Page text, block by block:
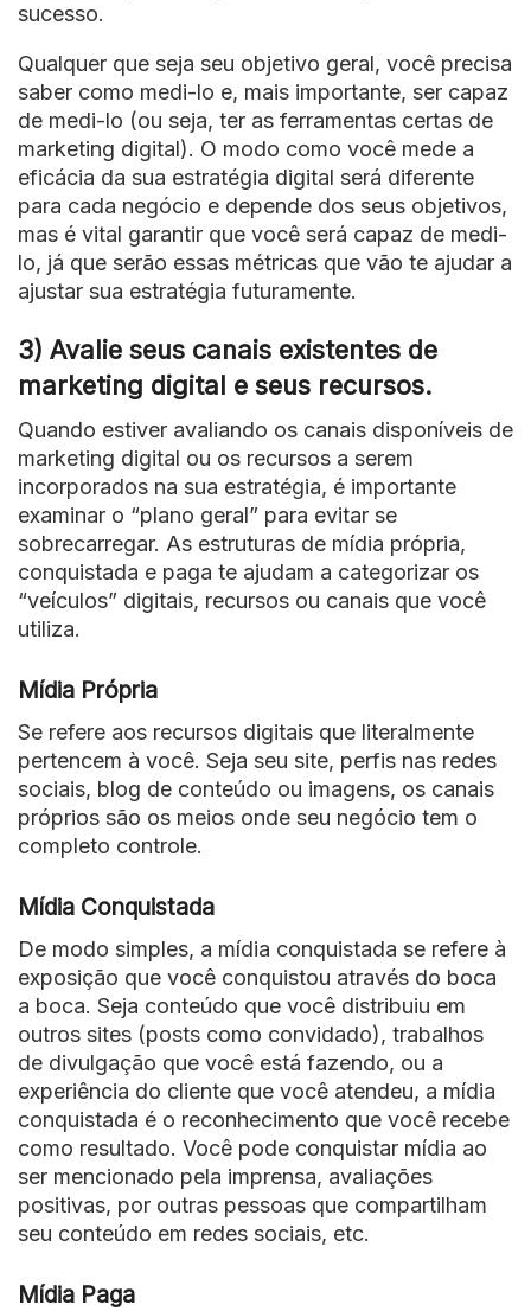
sucesso.
Qualquer que seja seu objetivo geral, você precisa
saber como medi-lo e, mais importante, ser capaz
de medi-lo (ou seja, ter as ferramentas certas de
marketing digital). O modo como você mede a
eficácia da sua estratégia digital será diferente
para cada negócio e depende dos seus objetivos,
mas é vital garantir que você será capaz de medi-
lo, já que serão essas métricas que vão te ajudar a
ajustar sua estratégia futuramente.
3) Avalie seus canais existentes de
marketing digital e seus recursos.
Quando estiver avaliando os canais disponíveis de
marketing digital ou os recursos a serem
incorporados na sua estratégia, é importante
examinar o “plano geral” para evitar se
sobrecarregar. As estruturas de mídia própria,
conquistada e paga te ajudam a categorizar os
“veículos” digitais, recursos ou canais que você
utiliza.
Mídia Própria
Se refere aos recursos digitais que literalmente
pertencem à você. Seja seu site, perfis nas redes
sociais, blog de conteúdo ou imagens, os canais
próprios são os meios onde seu negócio tem o
completo controle.
Mídia Conquistada
De modo simples, a mídia conquistada se refere à
exposição que você conquistou através do boca
a boca. Seja conteúdo que você distribuiu em
outros sites (posts como convidado), trabalhos
de divulgação que você está fazendo, ou a
experiência do cliente que você atendeu, a mídia
conquistada é o reconhecimento que você recebe
como resultado. Você pode conquistar mídia ao
ser mencionado pela imprensa, avaliações
positivas, por outras pessoas que compartilham
seu conteúdo em redes sociais, etc.
Mídia Paga